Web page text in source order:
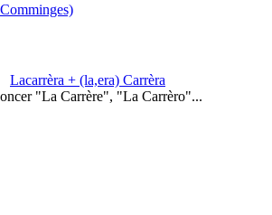
Lacarrèra + (la,era) Carrèra
"La Carrère", "La Carrèro"...